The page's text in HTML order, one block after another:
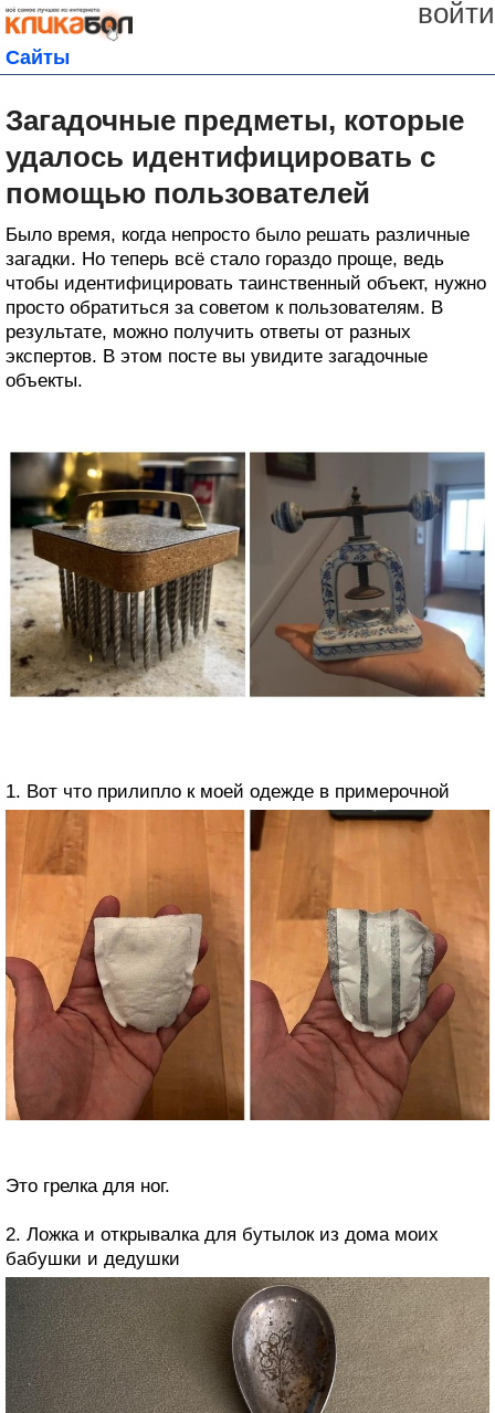
войти
Сайты
Загадочные предметы, которые
удалось идентифицировать с
помощью пользователей
Было время, когда непросто было решать различные
загадки. Но теперь всё стало гораздо проще, ведь
чтобы идентифицировать таинственный объект, нужно
просто обратиться за советом к пользователям. В
результате, можно получить ответы от разных
экспертов. В этом посте вы увидите загадочные
объекты.
1. Вот что прилипло к моей одежде в примерочной
Это грелка для ног.
2. Ложка и открывалка для бутылок из дома моих
бабушки и дедушки